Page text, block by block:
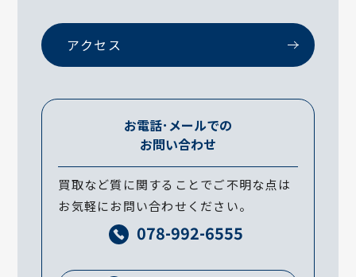
アクセス
お電話･メールでの
お問い合わせ
買取など質に関することでご不明な点は
お気軽にお問い合わせください。
078-992-6555